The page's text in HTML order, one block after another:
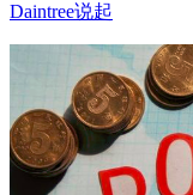
Daintree说起